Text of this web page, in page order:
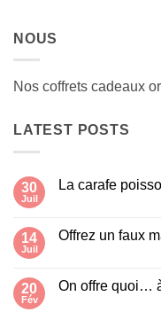
NOUS
Nos coffrets cadeaux
LATEST POSTS
30
Juil
La carafe
La
14
Juil
Offrez un faux
Offrez
20
Fév
On offre quoi…